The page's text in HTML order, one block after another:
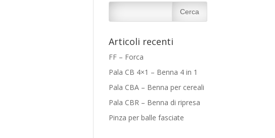
Articoli recenti
FF – Forca
Pala CB 4×1 – Benna 4 in 1
Pala CBA – Benna per cereali
Pala CBR – Benna di ripresa
Pinza per balle fasciate